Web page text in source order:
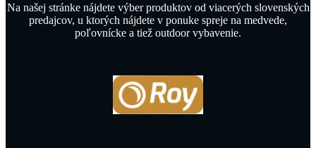
Na našej stránke nájdete výber produktov od viacerých slovenských
predajcov, u ktorých nájdete v ponuke spreje na medvede,
poľovnícke a tiež outdoor vybavenie.